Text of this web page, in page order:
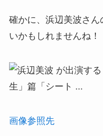
確かに、 浜辺美波さん
いかもしれませんね！
画像参照先